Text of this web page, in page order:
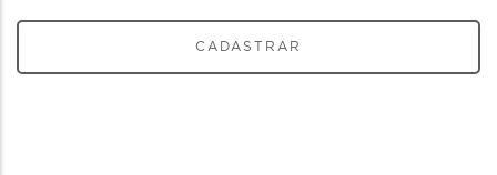
CADASTRAR